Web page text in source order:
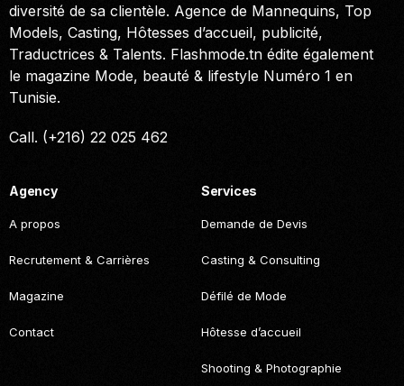
diversité de sa clientèle. Agence de Mannequins, Top
Models, Casting, Hôtesses d’accueil, publicité,
Traductrices & Talents. Flashmode.tn édite également
le magazine Mode, beauté & lifestyle Numéro 1 en
Tunisie.
Call. (+216) 22 025 462
Agency
A propos
Recrutement & Carrières
Magazine
Contact
Services
Demande de Devis
Casting & Consulting
Défilé de Mode
Hôtesse d’accueil
Shooting & Photographie